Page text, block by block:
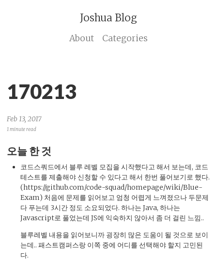
Joshua Blog
About Categories
170213
Feb 13, 2017
1 minute read
오늘 한 것
코드스쿼드에서 블루 레벨 모집을 시작했다고 해서 보는데, 코드
테스트를 제출해야 신청할 수 있다고 해서 한번 풀어보기로 했다.
(https://github.com/code-squad/homepage/wiki/Blue-
Exam) 처음에 문제를 읽어보고 엄청 어렵게 느껴졌으나 두문제
다 푸는데 3시간 정도 소요되었다. 하나는 Java, 하나는
Javascript로 풀었는데 JS에 익숙하지 않아서 좀 더 걸린 느낌..
블루레벨 내용을 읽어보니까 굉장히 많은 도움이 될 것으로 보이
는데.. 패스트캠퍼스랑 이쪽 중에 어디를 선택해야 할지 고민된
다.